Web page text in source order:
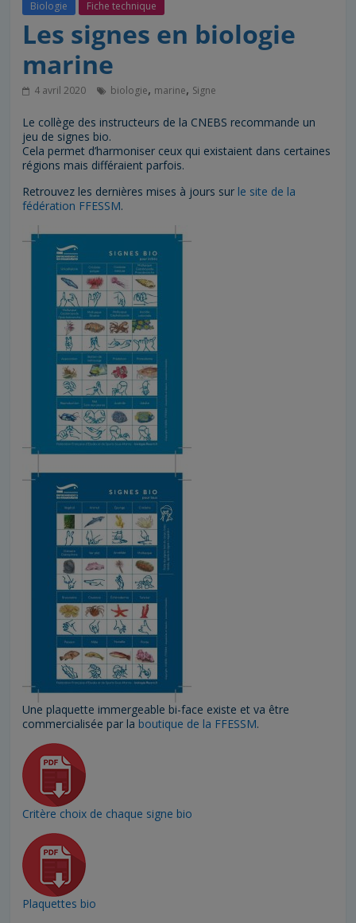
Biologie Fiche technique
Les signes en biologie
marine
4 avril 2020 biologie, marine, Signe
Le collège des instructeurs de la CNEBS recommande un
jeu de signes bio.
Cela permet d’harmoniser ceux qui existaient dans certaines
régions mais différaient parfois.
Retrouvez les dernières mises à jours sur le site de la
fédération FFESSM.
Une plaquette immergeable bi-face existe et va être
commercialisée par la boutique de la FFESSM.
Critère choix de chaque signe bio
Plaquettes bio